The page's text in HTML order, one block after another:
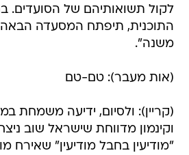
לקול תשואותיהם של הסועדים.
התוכנית, תיפתח המסעדה
משנה".
(אות מעבר): טם-טם
(קריין): ולסיום, ידיעה משמחת
וקינמון מדווחת שישראל שוב
"מודיעין בחבל מודיעין" שאירח